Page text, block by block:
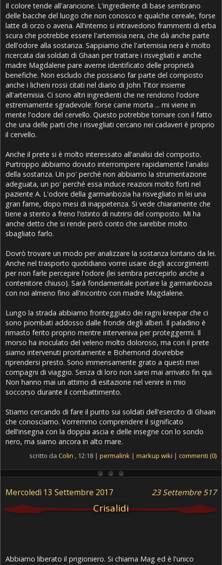
Il colore tende all'arancione. L'ingrediente di base sembrano
delle bacche del luogo che non conosco e qualche cereale, forse
latte di orzo o avena. All'interno si intravedono frammenti di erba
scura che potrebbe essere l'artemisia nera, che dà anche parte
dell'odore alla sostanza. Sappiamo che l'artemisia nera è molto
ricercata dai soldati di Ghaan per trattare i risvegliati e anche
madre Magdalene pare averne identificato delle proprietà
benefiche. Non escludo che possano far parte del composto
anche i licheni rossi citati nel diario di John Titor insieme
all'artemisia. Ci sono altri ingredienti che ne rendono l'odore
estremamente sgradevole: forse carne morta ... mi viene in
mente l'odore del cervello. Questo potrebbe tornare con il fatto
che una delle parti che i risvegliati cercano nei cadaveri è proprio
il cervello.
Anche il prete si è molto interessato all'analisi del composto.
Purtroppo abbiamo dovuto interrompere rapidamente l'analisi
della sostanza. Un po' perché non abbiamo la strumentazione
adeguata, un po' perché essa induce reazioni molto forti nel
paziente A. L'odore della garmanbozia ha risvegliato in lei una
gran fame, dopo mesi di inappetenza. Si vede chiaramente che
tiene a stento a freno l'istinto di nutrirsi del composto. Mi ha
anche detto che si rende però conto che sarebbe molto
sbagliato farlo.
Dovrò trovare un modo per analizzare la sostanza lontano da lei.
Anche nel trasporto quotidiano vorrei usare degli accorgimenti
per non farle percepire l'odore (lei sembra percepirlo anche a
contenitore chiuso). Sarà fondamentale portare la garmanbozia
con noi almeno fino all'incontro con madre Magdalene.
Lungo la strada abbiamo fronteggiato dei ragni kreepar che ci
sono piombati addosso dalle fronde degli alberi. Il paladino è
rimasto ferito proprio mentre interveniva per proteggermi. Il
morso ha inoculato del veleno molto doloroso, ma con il prete
siamo intervenuti prontamente e Bohemond dovrebbe
riprendersi presto. Sono immensamente grato a questi miei
compagni di viaggio. Senza di loro non sarei mai arrivato fin qui.
Non hanno mai un attimo di esitazione nel venire in mio
soccorso durante il combattimento.
Stiamo cercando di fare il punto sui soldati dell'esercito di Ghaan
che conosciamo. Vorremmo comprendere il significato
dell'insegna con la doppia ascia e delle insegne con lo sondo
nero, ma siamo ancora in alto mare.
scritto da Colin , 12:18 | permalink | markup wiki | commenti (0)
23 Settembre 517
Mercoledì 13 Settembre 2017
Crisalidi
Abbiamo liberato il prigioniero. Si chiama Mag ed è l'unico